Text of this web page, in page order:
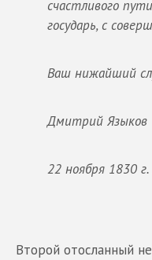
счастливого
государь, с
Ваш нижайший
Дмитрий Языков
22 ноября 1830
Второй отосланный